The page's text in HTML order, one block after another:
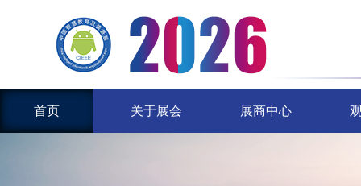
首页 关于展会 展商中心